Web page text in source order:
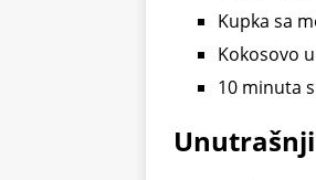
Kupka sa
Kokosovo
10 minuta